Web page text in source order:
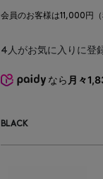
会員のお客様は11,000円
4人がお気に入りに登
なら 月々
BLACK